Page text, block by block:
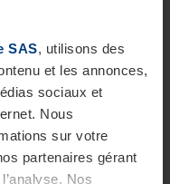
SAS, utilisons des
et les annonces,
sociaux et
Nous
sur votre
partenaires gérant
Nos